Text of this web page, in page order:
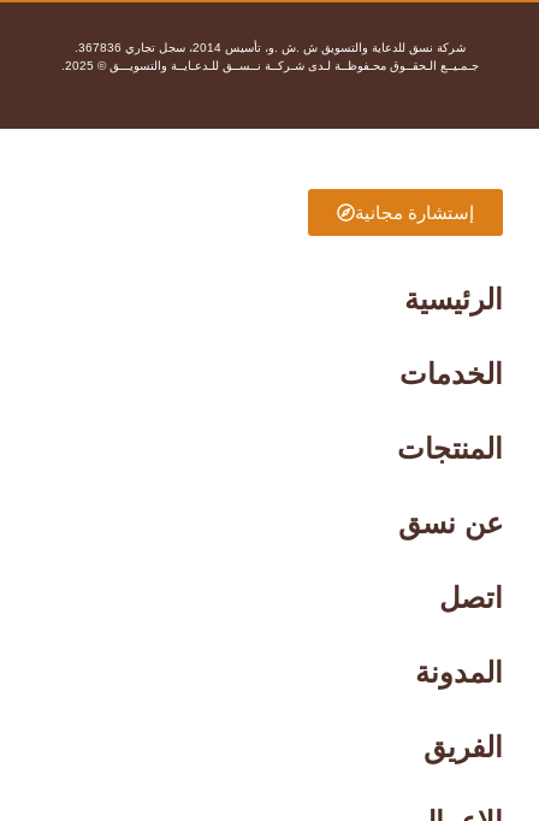
شركة نسق للدعاية والتسويق ش .ش .و، تأسيس 2014، سجل تجاري 367836.
جـمـيــع الـحقــوق محـفوظــة لـدى شـركــة نــســق للـدعـايــة والتسويـــق © 2025.
إستشارة مجانية
الرئيسية
الخدمات
المنتجات
عن نسق
اتصل
المدونة
الفريق